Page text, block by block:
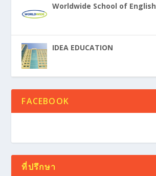
Worldwide School of English
IDEA EDUCATION
FACEBOOK
ที่ปรึกษา